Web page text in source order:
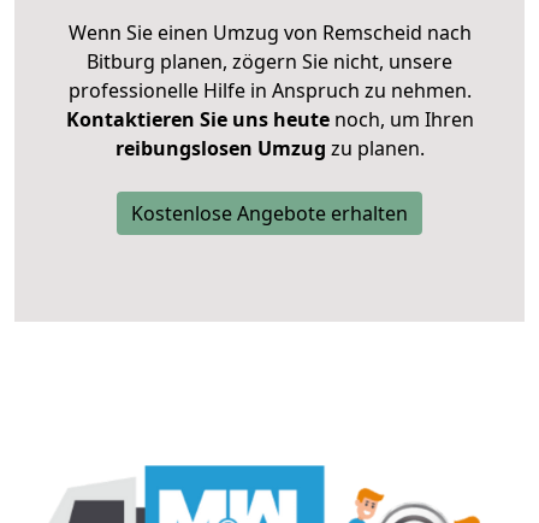
Wenn Sie einen Umzug von Remscheid nach
Bitburg planen, zögern Sie nicht, unsere
professionelle Hilfe in Anspruch zu nehmen.
Kontaktieren Sie uns heutenoch, um Ihren
reibungslosen Umzug zu planen.
Kostenlose Angebote erhalten